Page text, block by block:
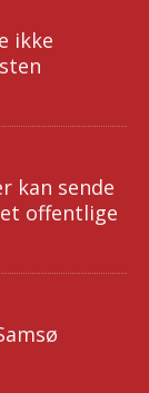
ikke
kan sende
offentlige